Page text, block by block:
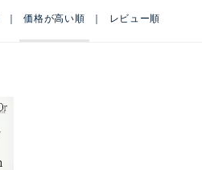
価格が高い順 レビュー順